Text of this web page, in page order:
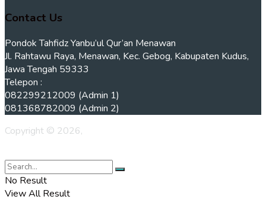
Contact Us
Pondok Tahfidz Yanbu’ul Qur’an Menawan
Jl. Rahtawu Raya, Menawan, Kec. Gebog, Kabupaten Kudus,
Jawa Tengah 59333
Telepon :
082299212009 (Admin 1)
081368782009 (Admin 2)
Copyright © 2026,
No Result
View All Result